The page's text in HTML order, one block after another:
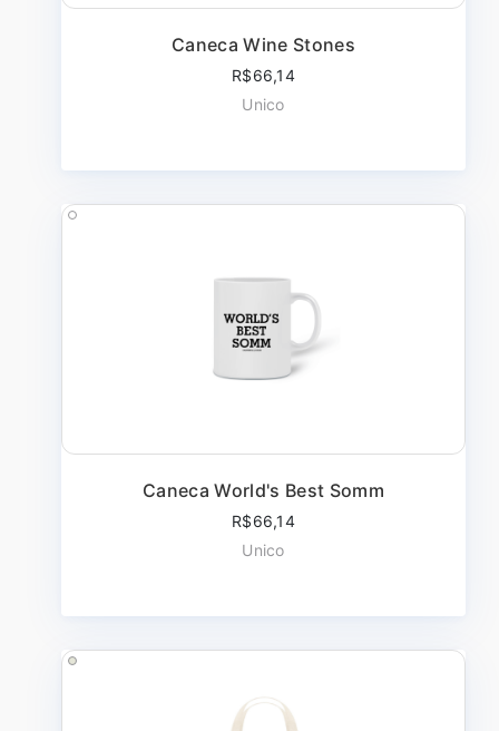
Caneca Wine Stones
R$66,14
Unico
Caneca World's Best Somm
R$66,14
Unico